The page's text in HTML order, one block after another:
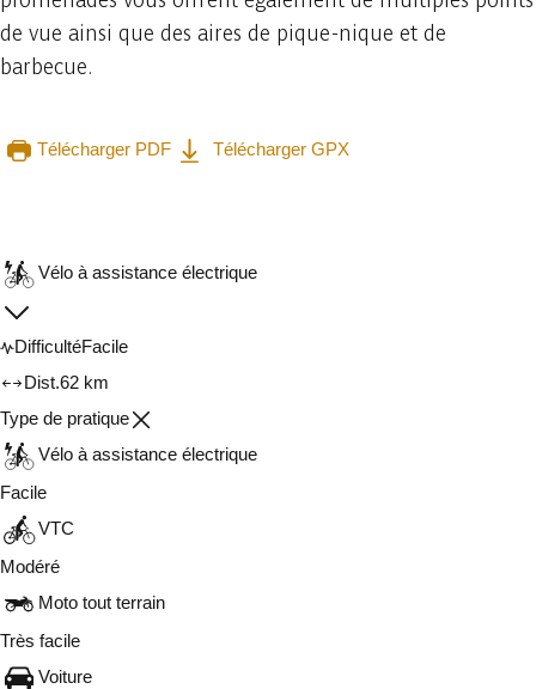
de vue ainsi que des aires de pique-nique et de
barbecue.
Télécharger PDF
Télécharger GPX
Vélo à assistance électrique
DifficultéFacile
Dist.62 km
Type de pratique
Vélo à assistance électrique
Facile
VTC
Modéré
Moto tout terrain
Très facile
Voiture